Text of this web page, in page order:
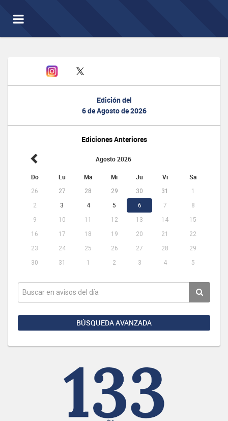
Toggle
navigation
Edición del
6 de Agosto de 2026
Ediciones Anteriores
Agosto 2026
Do Lu Ma Mi Ju Vi Sa
26 27 28 29 30 31
1
2
3 4 5 6 7
8
9
10 11 12 13 14
15
16
17 18 19 20 21
22
23
24 25 26 27 28
29
30
31 1 2 3 4 5
BÚSQUEDA AVANZADA